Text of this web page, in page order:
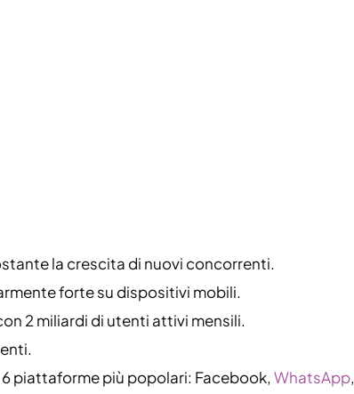
la crescita di nuovi concorrenti.
forte su dispositivi mobili.
2 miliardi di utenti attivi mensili.
piattaforme più popolari: Facebook, WhatsApp,